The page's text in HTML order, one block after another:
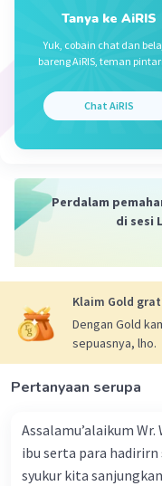
Tanya ke AiRIS
Yuk, cobain chat dan
bareng AiRIS, teman
Chat AiRIS
Perdalam
di sesi
Klaim Gold
Dengan Gold
sepuasnya, lho.
Pertanyaan serupa
Assalamu’alaikum
ibu serta para
syukur kita